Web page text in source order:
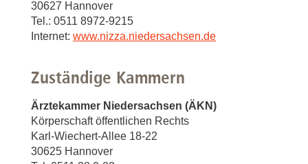
30627 Hannover
Tel.: 0511 8972-9215
Internet: www.nizza.niedersachsen.de
Zuständige Kammern
Ärztekammer Niedersachsen (ÄKN)
Körperschaft öffentlichen Rechts
Karl-Wiechert-Allee 18-22
30625 Hannover